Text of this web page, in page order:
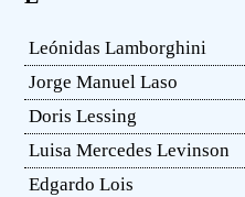
Leónidas Lamborghini
Jorge Manuel Laso
Doris Lessing
Luisa Mercedes Levinson
Edgardo Lois